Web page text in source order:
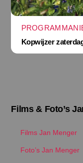
Kopwijzer
Films & Foto’s
Films Jan Menger
Foto’s Jan Menger